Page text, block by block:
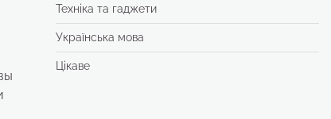
Техніка та гаджети
Українська мова
Цікаве